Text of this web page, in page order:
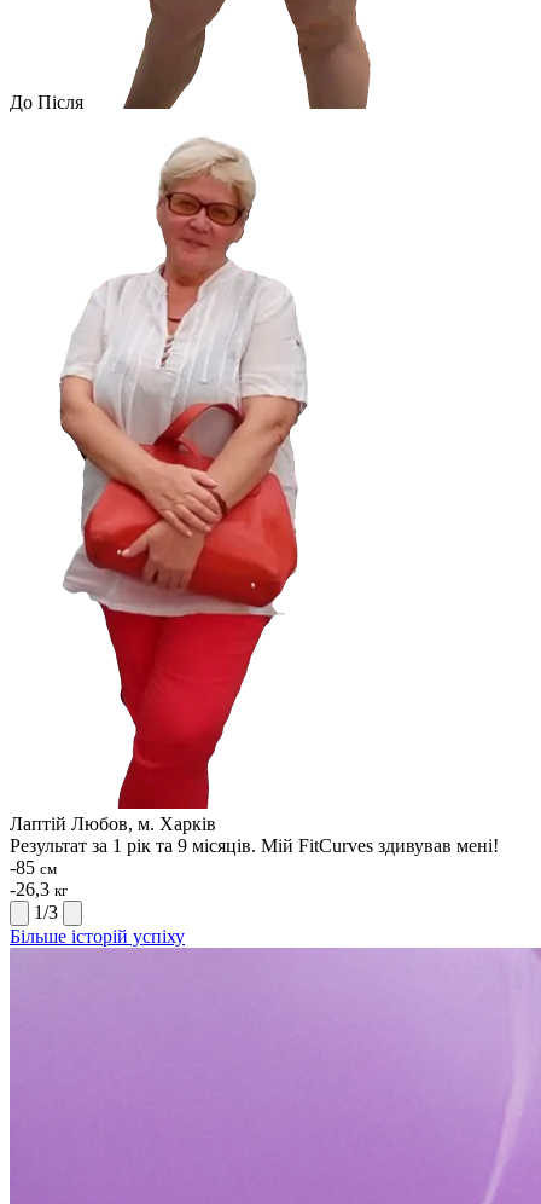
До Після
Лаптій Любов, м. Харків
Результат за 1 рік та 9 місяців. Мій FitCurves здивував мені!
-85 см
-26,3 кг
1/3
Більше історій успіху